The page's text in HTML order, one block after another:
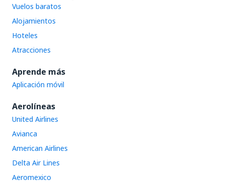
Vuelos baratos
Alojamientos
Hoteles
Atracciones
Aprende más
Aplicación móvil
Aerolíneas
United Airlines
Avianca
American Airlines
Delta Air Lines
Aeromexico